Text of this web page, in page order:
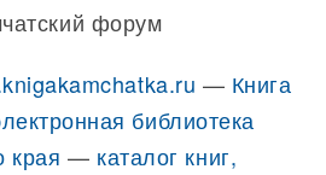
форум
— Книга
библиотека
края — каталог книг,